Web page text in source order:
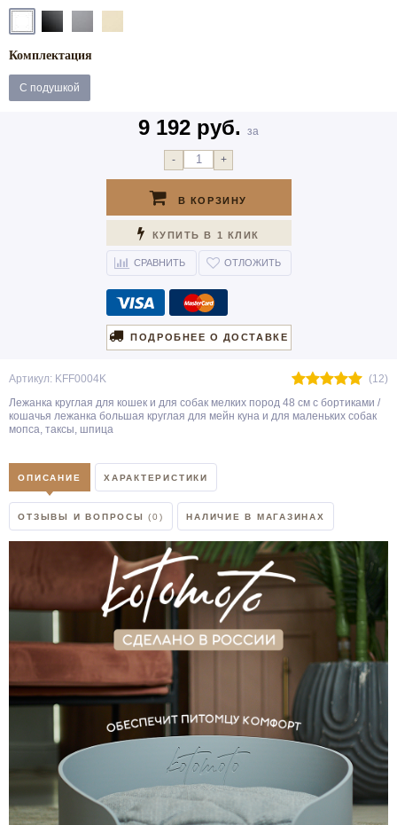
Артикул: KFF0004K
(12)
Лежанка круглая для кошек и для собак мелких пород 48 см с бортиками /
кошачья лежанка большая круглая для мейн куна и для маленьких собак
мопса, таксы, шпица
Комплектация
С подушкой
9 192 руб. за
- +
В КОРЗИНУ
КУПИТЬ В 1 КЛИК
СРАВНИТЬ ОТЛОЖИТЬ
ПОДРОБНЕЕ О ДОСТАВКЕ
ОПИСАНИЕ ХАРАКТЕРИСТИКИ
ОТЗЫВЫ И ВОПРОСЫ(0) НАЛИЧИЕ В МАГАЗИНАХ